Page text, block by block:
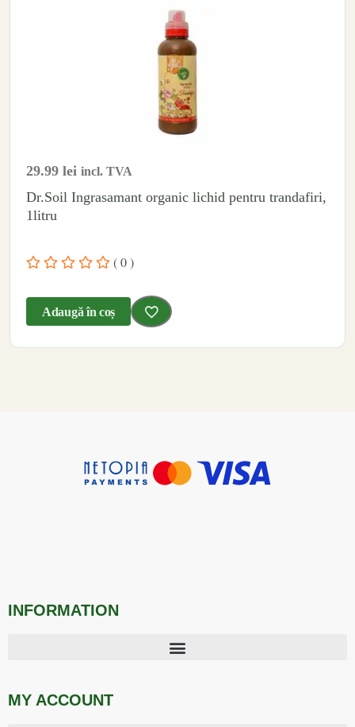
29.99 lei incl. TVA
Dr.Soil Ingrasamant organic lichid pentru trandafiri,
1litru
( 0 )
Adaugă în coș
INFORMATION
MY ACCOUNT